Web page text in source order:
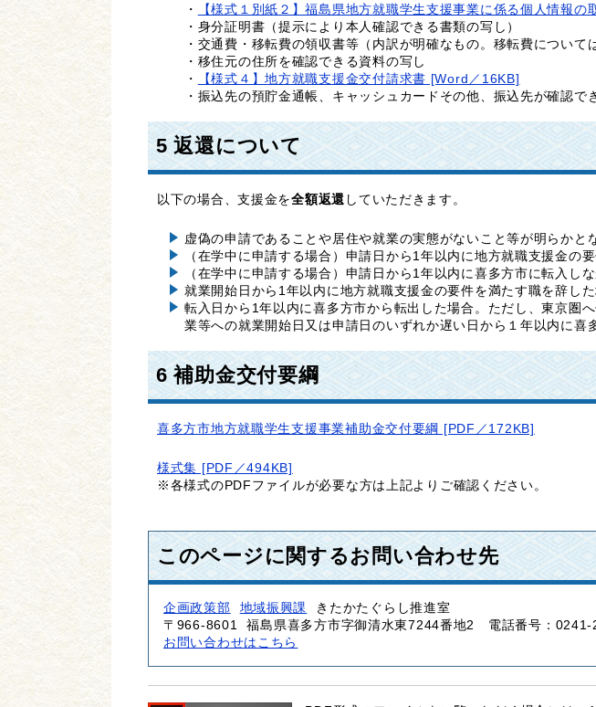
・
【様式１別紙２】福島県地方就職学生支援事業に係る個人情報
・身分証明書（提示により本人確認できる書類の写し）
・交通費・移転費の領収書等（内訳が明確なもの。移転費について
・移住元の住所を確認できる資料の写し
・
【様式４】地方就職支援金交付請求書 [Word／16KB]
・振込先の預貯金通帳、キャッシュカードその他、振込先が確認で
5 返還について
以下の場合、支援金を全額返還 していただきます。
虚偽の申請であることや居住や就業の実態がないこと等が明らかと
（在学中に申請する場合）申請日から1年以内に地方就職支援金の
（在学中に申請する場合）申請日から1年以内に喜多方市に転入し
就業開始日から1年以内に地方就職支援金の要件を満たす職を辞し
転入日から1年以内に喜多方市から転出した場合。ただし、東京圏
業等への就業開始日又は申請日のいずれか遅い日から１年以内に喜
6 補助金交付要綱
喜多方市地方就職学生支援事業補助金交付要綱 [PDF／172KB]
様式集 [PDF／494KB]
※各様式のPDFファイルが必要な方は上記よりご確認ください。
このページに関するお問い合わせ先
企画政策部 地域振興課
きたかたぐらし推進室
〒966-8601
福島県喜多方市字御清水東7244番地2 電話番号：
お問い合わせはこちら